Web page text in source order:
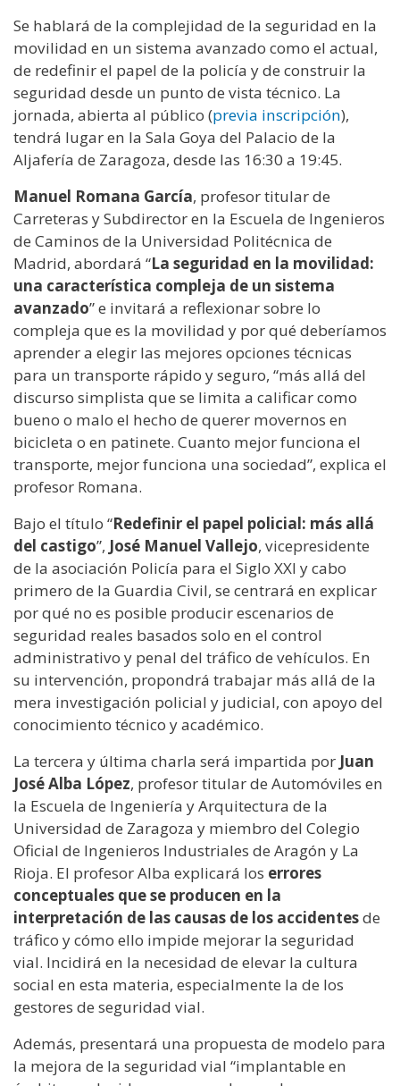
Se hablará de la complejidad de la seguridad en la
movilidad en un sistema avanzado como el actual,
de redefinir el papel de la policía y de construir la
seguridad desde un punto de vista técnico. La
jornada, abierta al público (previa inscripción),
tendrá lugar en la Sala Goya del Palacio de la
Aljafería de Zaragoza, desde las 16:30 a 19:45.
Manuel Romana García, profesor titular de
Carreteras y Subdirector en la Escuela de Ingenieros
de Caminos de la Universidad Politécnica de
Madrid, abordará “La seguridad en la movilidad:
una característica compleja de un sistema
avanzado” e invitará a reflexionar sobre lo
compleja que es la movilidad y por qué deberíamos
aprender a elegir las mejores opciones técnicas
para un transporte rápido y seguro, “más allá del
discurso simplista que se limita a calificar como
bueno o malo el hecho de querer movernos en
bicicleta o en patinete. Cuanto mejor funciona el
transporte, mejor funciona una sociedad”, explica el
profesor Romana.
Bajo el título “Redefinir el papel policial: más allá
del castigo”, José Manuel Vallejo, vicepresidente
de la asociación Policía para el Siglo XXI y cabo
primero de la Guardia Civil, se centrará en explicar
por qué no es posible producir escenarios de
seguridad reales basados solo en el control
administrativo y penal del tráfico de vehículos. En
su intervención, propondrá trabajar más allá de la
mera investigación policial y judicial, con apoyo del
conocimiento técnico y académico.
La tercera y última charla será impartida por Juan
José Alba López, profesor titular de Automóviles en
la Escuela de Ingeniería y Arquitectura de la
Universidad de Zaragoza y miembro del Colegio
Oficial de Ingenieros Industriales de Aragón y La
Rioja. El profesor Alba explicará los errores
conceptuales que se producen en la
interpretación de las causas de los accidentesde
tráfico y cómo ello impide mejorar la seguridad
vial. Incidirá en la necesidad de elevar la cultura
social en esta materia, especialmente la de los
gestores de seguridad vial.
Además, presentará una propuesta de modelo para
la mejora de la seguridad vial “implantable en